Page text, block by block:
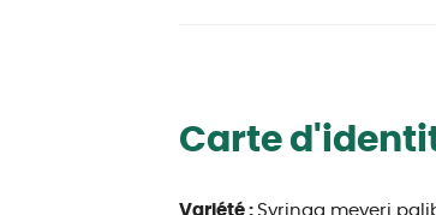
Carte
Variété : Syringa meyeri